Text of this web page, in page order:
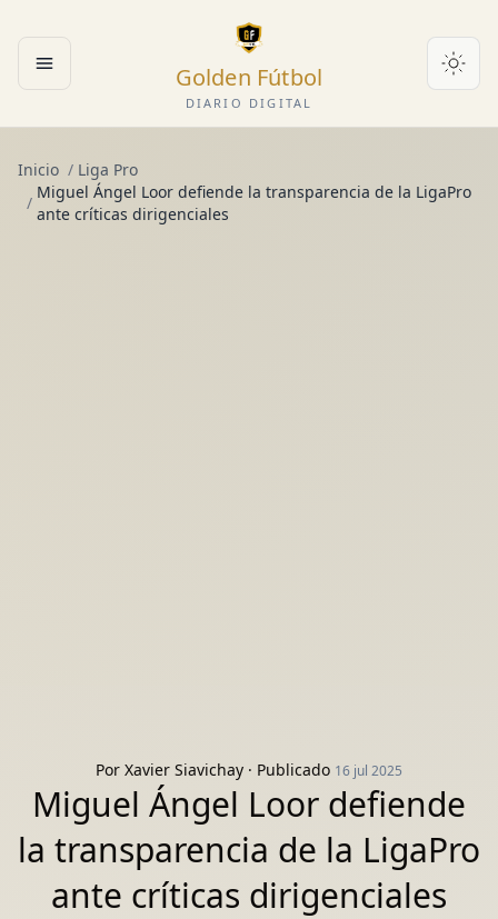
Abrir menú Golden Fútbol
DIARIO DIGITAL
Inicio / Liga Pro
/
Miguel Ángel Loor defiende la transparencia de la LigaPro
ante críticas dirigenciales
Por Xavier Siavichay · Publicado 16 jul 2025
Miguel Ángel Loor defiende
la transparencia de la LigaPro
ante críticas dirigenciales